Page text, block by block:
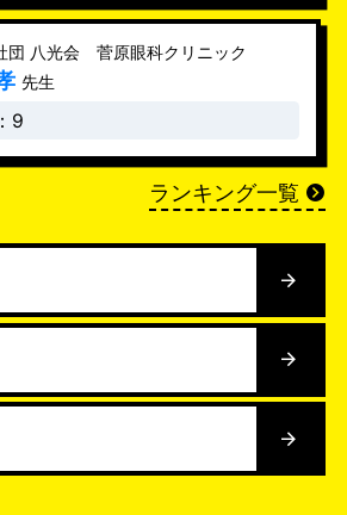
団 八光会 菅原眼科クリニック
先生
9
ランキング一覧